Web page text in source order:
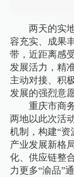
两天的实
容充实、成果
带，近距离感
发展活力，精
主动对接、积
发展的强烈意愿
重庆市商
两地以此次活
机制，构建“
产业发展新格
化、供应链整
力更多“渝品”